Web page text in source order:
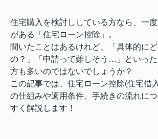
住宅購入を検討ししている方なら、一
がある「住宅ローン控除」。
聞いたことはあるけれど、「具体的に
の？」「申請って難しそう…」といっ
方も多いのではないでしょうか？
この記事では、住宅ローン控除(住宅借
の仕組みや適用条件、手続きの流れに
すく解説します！